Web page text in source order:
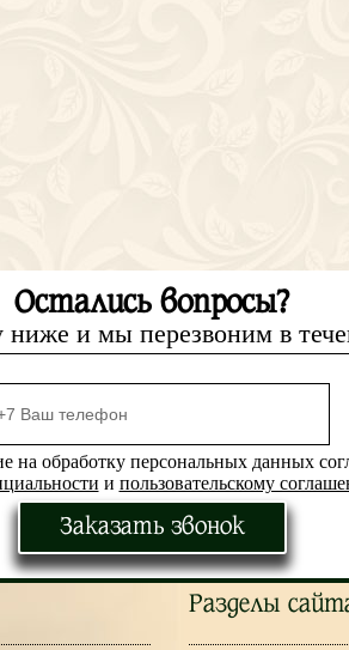
Остались вопросы?
ниже и мы перезвоним в
на обработку персональных данных
и пользовательскому
Заказать звонок
Разделы